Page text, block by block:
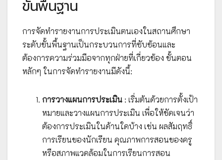
ขั้นพื้นฐาน
การจัดทำรายงานการประเมินตนเองในสถานศึกษา
ระดับขั้นพื้นฐานเป็นกระบวนการที่ซับซ้อนและ
ต้องการความร่วมมือจากทุกฝ่ายที่เกี่ยวข้อง ขั้นตอน
หลักๆ ในการจัดทำรายงานมีดังนี้:
การวางแผนการประเมิน : เริ่มต้นด้วยการตั้งเป้า
หมายและวางแผนการประเมิน เพื่อให้ชัดเจนว่า
ต้องการประเมินในด้านใดบ้าง เช่น ผลสัมฤทธิ์
การเรียนของนักเรียน คุณภาพการสอนของครู
หรือสภาพแวดล้อมในการเรียนการสอน